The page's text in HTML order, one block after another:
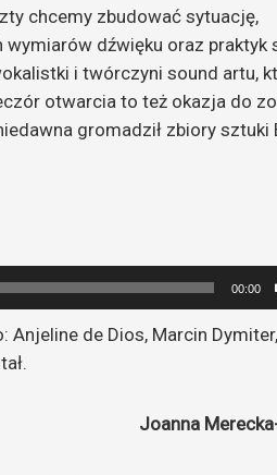
chcemy zbudować sytuację,
dźwięku oraz praktyk
i twórczyni sound artu,
otwarcia to też okazja do
gromadził zbiory sztuki
00:00
Anjeline de Dios, Marcin
Joanna